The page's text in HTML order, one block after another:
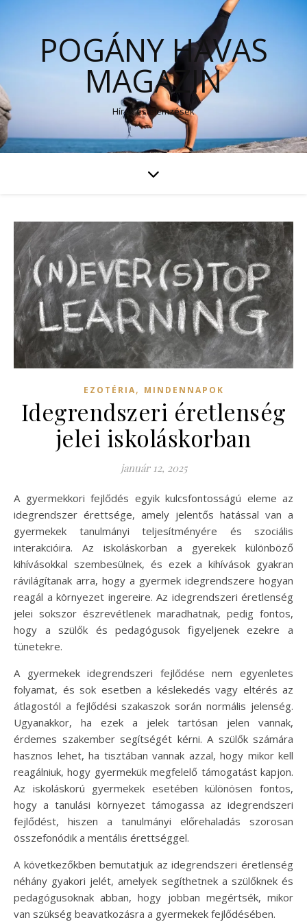
POGÁNY HAVAS
MAGAZIN
Hírek és elemzések
EZOTÉRIA, MINDENNAPOK
Idegrendszeri éretlenség
jelei iskoláskorban
január 12, 2025
A gyermekkori fejlődés egyik kulcsfontosságú eleme az
idegrendszer érettsége, amely jelentős hatással van a
gyermekek tanulmányi teljesítményére és szociális
interakcióira. Az iskoláskorban a gyerekek különböző
kihívásokkal szembesülnek, és ezek a kihívások gyakran
rávilágítanak arra, hogy a gyermek idegrendszere hogyan
reagál a környezet ingereire. Az idegrendszeri éretlenség
jelei sokszor észrevétlenek maradhatnak, pedig fontos,
hogy a szülők és pedagógusok figyeljenek ezekre a
tünetekre.
A gyermekek idegrendszeri fejlődése nem egyenletes
folyamat, és sok esetben a késlekedés vagy eltérés az
átlagostól a fejlődési szakaszok során normális jelenség.
Ugyanakkor, ha ezek a jelek tartósan jelen vannak,
érdemes szakember segítségét kérni. A szülők számára
hasznos lehet, ha tisztában vannak azzal, hogy mikor kell
reagálniuk, hogy gyermekük megfelelő támogatást kapjon.
Az iskoláskorú gyermekek esetében különösen fontos,
hogy a tanulási környezet támogassa az idegrendszeri
fejlődést, hiszen a tanulmányi előrehaladás szorosan
összefonódik a mentális érettséggel.
A következőkben bemutatjuk az idegrendszeri éretlenség
néhány gyakori jelét, amelyek segíthetnek a szülőknek és
pedagógusoknak abban, hogy jobban megértsék, mikor
van szükség beavatkozásra a gyermekek fejlődésében.